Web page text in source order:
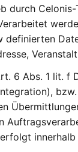
durch
definierten
6 Abs. 1 lit. f
innerhalb